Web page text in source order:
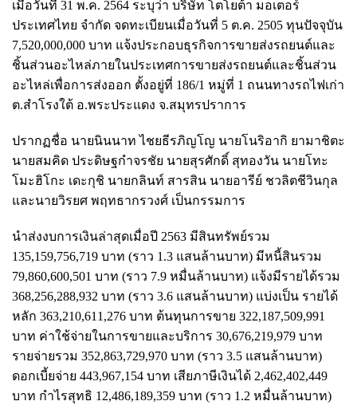
เมื่อวันที่ 31 พ.ค. 2564 ระบุว่า บริษัท โตโยต้า มอเตอร์
ประเทศไทย จำกัด จดทะเบียนเมื่อวันที่ 5 ต.ค. 2505 ทุนปัจจุบัน
7,520,000,000 บาท แจ้งประกอบธุรกิจการขายส่งรถยนต์และ
ชิ้นส่วนอะไหล่ภายในประเทศการขายส่งรถยนต์และชิ้นส่วน
อะไหล่เพื่อการส่งออก ตั้งอยู่ที่ 186/1 หมู่ที่ 1 ถนนทางรถไฟเก่า
ต.สำโรงใต้ อ.พระประแดง จ.สมุทรปราการ
ปรากฏชื่อ นายนินนาท ไชยธีรภิญโญ นายโนริอากิ ยามาชิตะ
นายสมคิด ประดิษฐกำจรชัย นายสุรศักดิ์ สุทองวัน นายโทะ
โมะฮิโกะ เดะกุชิ นายกลินท์ สารสิน นายอารีย์ ชวลิตชีวินกุล
และนายวิรยศ พฤทธากรวงศ์ เป็นกรรมการ
นำส่งงบการเงินล่าสุดเมื่อปี 2563 มีสินทรัพย์รวม
135,159,756,719 บาท (ราว 1.3 แสนล้านบาท) มีหนี้สินรวม
79,860,600,501 บาท (ราว 7.9 หมื่นล้านบาท) แจ้งมีรายได้รวม
368,256,288,932 บาท (ราว 3.6 แสนล้านบาท) แบ่งเป็น รายได้
หลัก 363,210,611,276 บาท ต้นทุนการขาย 322,187,509,991
บาท ค่าใช้จ่ายในการขายและบริการ 30,676,219,979 บาท
รายจ่ายรวม 352,863,729,970 บาท (ราว 3.5 แสนล้านบาท)
ดอกเบี้ยจ่าย 443,967,154 บาท เสียภาษีเงินได้ 2,462,402,449
บาท กำไรสุทธิ 12,486,189,359 บาท (ราว 1.2 หมื่นล้านบาท)